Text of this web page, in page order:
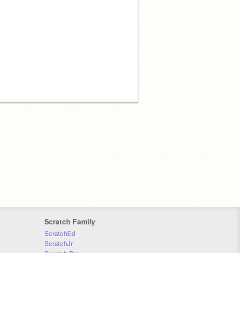
Scratch Family
ScratchEd
ScratchJr
Scratch Day